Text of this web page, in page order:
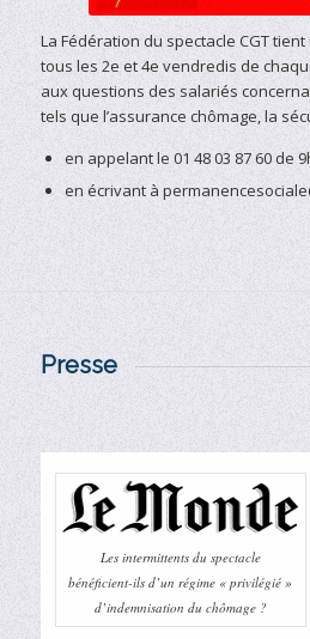
La Fédération du spectacle CGT
tous les 2e et 4e vendredis de
aux questions des salariés
tels que l’assurance chômage, la
en appelant le 01 48 03 87 60 de
en écrivant à
Presse
Les intermittents du spectacle
bénéficient-ils d’un régime « privilégié »
d’indemnisation du chômage ?